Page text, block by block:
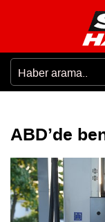
ABD’de